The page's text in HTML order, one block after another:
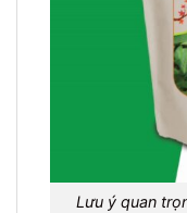
Lưu ý quan